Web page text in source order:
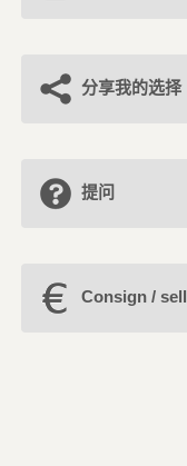
分享我的选择
提问
Consign / sell